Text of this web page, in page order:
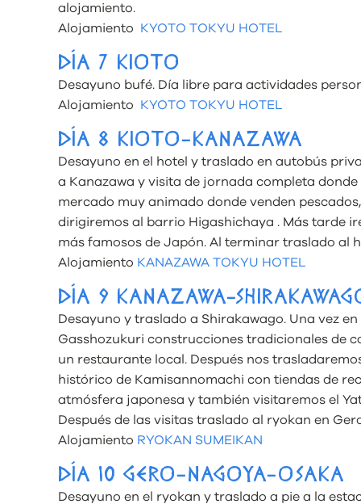
alojamiento.
Alojamiento KYOTO TOKYU HOTEL
DÍA 7 KIOTO
Desayuno bufé. Día libre para actividades
Alojamiento KYOTO TOKYU HOTEL
DÍA 8 KIOTO-KANAZAWA
Desayuno en el hotel y traslado en autobús
a Kanazawa y visita de jornada completa
mercado muy animado donde venden
dirigiremos al barrio Higashichaya . Más tarde
más famosos de Japón. Al terminar traslado al
Alojamiento KANAZAWA TOKYU HOTEL
DÍA 9 KANAZAWA-
Desayuno y traslado a Shirakawago. Una vez
Gasshozukuri construcciones tradicionales de
un restaurante local. Después nos
histórico de Kamisannomachi con tiendas de
atmósfera japonesa y también visitaremos el
Después de las visitas traslado al ryokan en
Alojamiento RYOKAN SUMEIKAN
DÍA 10 GERO-NAGOYA-OSAKA
Desayuno en el ryokan y traslado a pie a la